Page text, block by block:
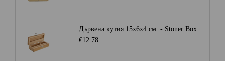
Дървена кутия 15x6x4 см. - Stoner Box
€12.78